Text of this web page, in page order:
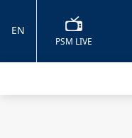
PSM LIVE
EN